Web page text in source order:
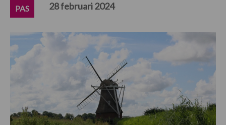
PAS 28 februari 2024